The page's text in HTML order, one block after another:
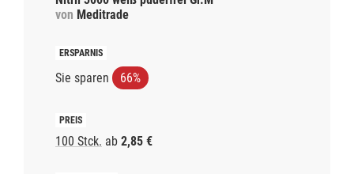
von Meditrade
Sie sparen 66%
100 Stck. ab 2,85 €